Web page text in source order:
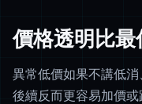
價格透明比最
異常低價如果不講低
後續反而更容易加價或